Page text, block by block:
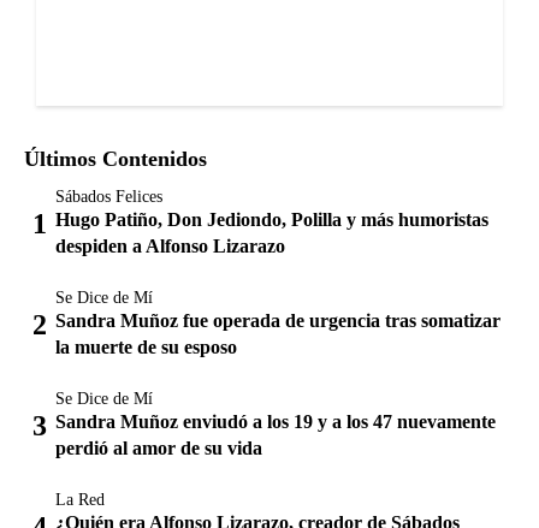
Últimos Contenidos
Sábados Felices
Hugo Patiño, Don Jediondo, Polilla y más humoristas
despiden a Alfonso Lizarazo
Se Dice de Mí
Sandra Muñoz fue operada de urgencia tras somatizar
la muerte de su esposo
Se Dice de Mí
Sandra Muñoz enviudó a los 19 y a los 47 nuevamente
perdió al amor de su vida
La Red
¿Quién era Alfonso Lizarazo, creador de Sábados